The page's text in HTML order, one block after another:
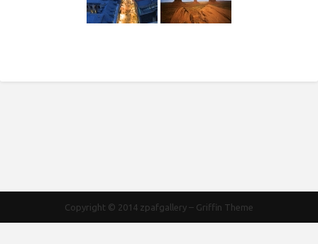
Copyright © 2014 zpafgallery – Griffin Theme